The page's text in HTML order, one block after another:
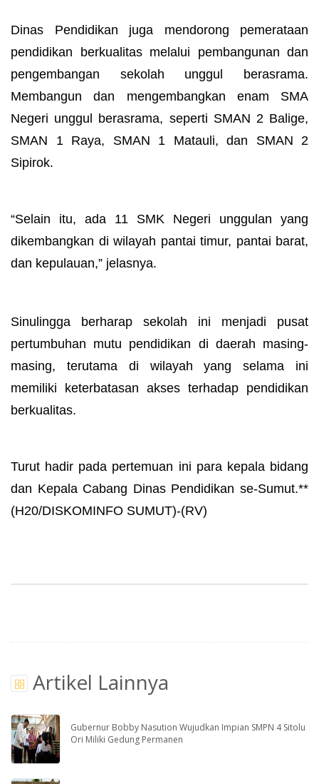
Dinas Pendidikan juga mendorong pemerataan
pendidikan berkualitas melalui pembangunan dan
pengembangan sekolah unggul berasrama.
Membangun dan mengembangkan enam SMA
Negeri unggul berasrama, seperti SMAN 2 Balige,
SMAN 1 Raya, SMAN 1 Matauli, dan SMAN 2
Sipirok.
“Selain itu, ada 11 SMK Negeri unggulan yang
dikembangkan di wilayah pantai timur, pantai barat,
dan kepulauan,” jelasnya.
Sinulingga berharap sekolah ini menjadi pusat
pertumbuhan mutu pendidikan di daerah masing-
masing, terutama di wilayah yang selama ini
memiliki keterbatasan akses terhadap pendidikan
berkualitas.
Turut hadir pada pertemuan ini para kepala bidang
dan Kepala Cabang Dinas Pendidikan se-Sumut.**
(H20/DISKOMINFO SUMUT)-(RV)
Artikel Lainnya
Gubernur Bobby Nasution Wujudkan Impian SMPN 4 Sitolu
Ori Miliki Gedung Permanen